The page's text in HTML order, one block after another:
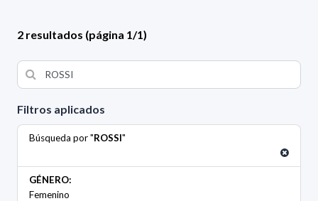
Filtros aplicados
Búsqueda por "ROSSI"
GÉNERO:
Femenino
2 resultados (página 1/1)